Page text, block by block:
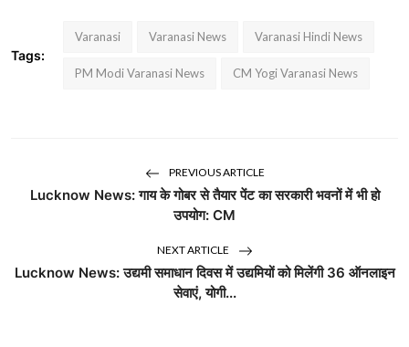
Tags:
Varanasi Varanasi News Varanasi Hindi News
PM Modi Varanasi News CM Yogi Varanasi News
PREVIOUS ARTICLE
Lucknow News: गाय के गोबर से तैयार पेंट का सरकारी भवनों में भी हो
उपयोग: CM
NEXT ARTICLE
Lucknow News: उद्यमी समाधान दिवस में उद्यमियों को मिलेंगी 36 ऑनलाइन
सेवाएं, योगी...